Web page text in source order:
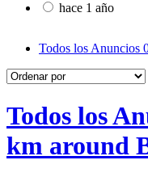
hace 1 año
Todos los Anuncios
Todos los
km around